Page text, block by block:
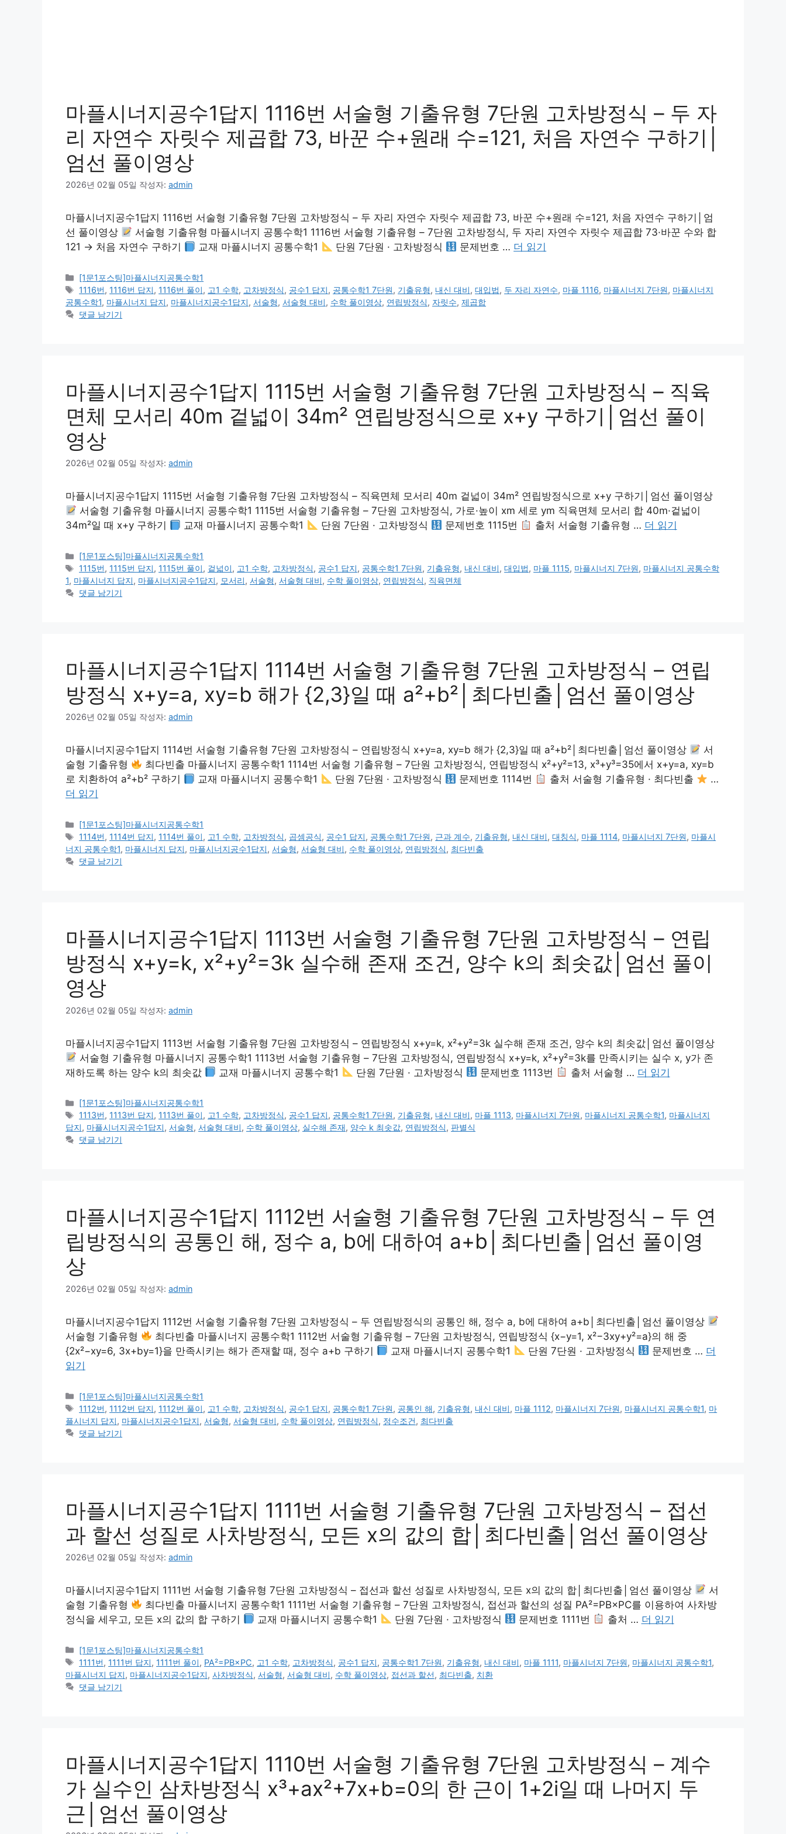
마플시너지공수1답지 1116번 서술형 기출유형 7단원 고차방정식 – 두 자
리 자연수 자릿수 제곱합 73, 바꾼 수+원래 수=121, 처음 자연수 구하기│
엄선 풀이영상
2026년 02월 05일 작성자: admin
마플시너지공수1답지 1116번 서술형 기출유형 7단원 고차방정식 – 두 자리 자연수 자릿수 제곱합 73, 바꾼 수+원래 수=121, 처음 자연수 구하기│엄
선 풀이영상
서술형 기출유형 마플시너지 공통수학1 1116번 서술형 기출유형 – 7단원 고차방정식, 두 자리 자연수 자릿수 제곱합 73·바꾼 수와 합
121 → 처음 자연수 구하기
교재 마플시너지 공통수학1 단원 7단원 · 고차방정식 문제번호 … 더 읽기
카
테
고
리
[1문1포스팅]마플시너지공통수학1
태
그
1116번, 1116번 답지, 1116번 풀이, 고1 수학, 고차방정식, 공수1 답지, 공통수학1 7단원, 기출유형, 내신 대비,대입법, 두 자리 자연수, 마플 1116, 마플시너지 7단원, 마플시너지
공통수학1, 마플시너지 답지, 마플시너지공수1답지, 서술형, 서술형 대비, 수학 풀이영상, 연립방정식, 자릿수, 제곱합
댓글 남기기
마플시너지공수1답지 1115번 서술형 기출유형 7단원 고차방정식 – 직육
면체 모서리 40m 겉넓이 34m² 연립방정식으로 x+y 구하기│엄선 풀이
영상
2026년 02월 05일 작성자: admin
마플시너지공수1답지 1115번 서술형 기출유형 7단원 고차방정식 – 직육면체 모서리 40m 겉넓이 34m² 연립방정식으로 x+y 구하기│엄선 풀이영상
서술형 기출유형 마플시너지 공통수학1 1115번 서술형 기출유형 – 7단원 고차방정식, 가로·높이 xm 세로 ym 직육면체 모서리 합 40m·겉넓이
34m²일 때 x+y 구하기
교재 마플시너지 공통수학1 단원 7단원 · 고차방정식 문제번호 1115번 출처 서술형 기출유형 … 더 읽기
카
테
고
리
[1문1포스팅]마플시너지공통수학1
태
그
1115번, 1115번 답지, 1115번 풀이, 겉넓이, 고1 수학, 고차방정식, 공수1 답지, 공통수학1 7단원, 기출유형, 내신 대비,대입법, 마플 1115, 마플시너지 7단원, 마플시너지 공통수학
1, 마플시너지 답지, 마플시너지공수1답지, 모서리, 서술형, 서술형 대비, 수학 풀이영상, 연립방정식, 직육면체
댓글 남기기
마플시너지공수1답지 1114번 서술형 기출유형 7단원 고차방정식 – 연립
방정식 x+y=a, xy=b 해가 {2,3}일 때 a²+b²│최다빈출│엄선 풀이영상
2026년 02월 05일 작성자: admin
마플시너지공수1답지 1114번 서술형 기출유형 7단원 고차방정식 – 연립방정식 x+y=a, xy=b 해가 {2,3}일 때 a²+b²│최다빈출│엄선 풀이영상
서
술형 기출유형
최다빈출 마플시너지 공통수학1 1114번 서술형 기출유형 – 7단원 고차방정식, 연립방정식 x²+y²=13, x³+y³=35에서 x+y=a, xy=b
로 치환하여 a²+b² 구하기
교재 마플시너지 공통수학1 단원 7단원 · 고차방정식 문제번호 1114번 출처 서술형 기출유형 · 최다빈출
…
더 읽기
카
테
고
리
[1문1포스팅]마플시너지공통수학1
태
그
1114번, 1114번 답지, 1114번 풀이, 고1 수학, 고차방정식, 곱셈공식, 공수1 답지, 공통수학1 7단원, 근과 계수, 기출유형, 내신 대비,대칭식, 마플 1114, 마플시너지 7단원, 마플시
너지 공통수학1, 마플시너지 답지, 마플시너지공수1답지, 서술형, 서술형 대비, 수학 풀이영상, 연립방정식, 최다빈출
댓글 남기기
마플시너지공수1답지 1113번 서술형 기출유형 7단원 고차방정식 – 연립
방정식 x+y=k, x²+y²=3k 실수해 존재 조건, 양수 k의 최솟값│엄선 풀이
영상
2026년 02월 05일 작성자: admin
마플시너지공수1답지 1113번 서술형 기출유형 7단원 고차방정식 – 연립방정식 x+y=k, x²+y²=3k 실수해 존재 조건, 양수 k의 최솟값│엄선 풀이영상
서술형 기출유형 마플시너지 공통수학1 1113번 서술형 기출유형 – 7단원 고차방정식, 연립방정식 x+y=k, x²+y²=3k를 만족시키는 실수 x, y가 존
재하도록 하는 양수 k의 최솟값
교재 마플시너지 공통수학1 단원 7단원 · 고차방정식 문제번호 1113번 출처 서술형 … 더 읽기
카
테
고
리
[1문1포스팅]마플시너지공통수학1
태
그
1113번, 1113번 답지, 1113번 풀이, 고1 수학, 고차방정식, 공수1 답지, 공통수학1 7단원, 기출유형, 내신 대비, 마플 1113, 마플시너지 7단원, 마플시너지 공통수학1, 마플시너지
답지, 마플시너지공수1답지, 서술형, 서술형 대비, 수학 풀이영상, 실수해 존재, 양수 k 최솟값, 연립방정식, 판별식
댓글 남기기
마플시너지공수1답지 1112번 서술형 기출유형 7단원 고차방정식 – 두 연
립방정식의 공통인 해, 정수 a, b에 대하여 a+b│최다빈출│엄선 풀이영
상
2026년 02월 05일 작성자: admin
마플시너지공수1답지 1112번 서술형 기출유형 7단원 고차방정식 – 두 연립방정식의 공통인 해, 정수 a, b에 대하여 a+b│최다빈출│엄선 풀이영상
서술형 기출유형
최다빈출 마플시너지 공통수학1 1112번 서술형 기출유형 – 7단원 고차방정식, 연립방정식 {x−y=1, x²−3xy+y²=a}의 해 중
{2x²−xy=6, 3x+by=1}을 만족시키는 해가 존재할 때, 정수 a+b 구하기
교재 마플시너지 공통수학1 단원 7단원 · 고차방정식 문제번호 … 더
읽기
카
테
고
리
[1문1포스팅]마플시너지공통수학1
태
그
1112번, 1112번 답지, 1112번 풀이, 고1 수학, 고차방정식, 공수1 답지, 공통수학1 7단원, 공통인 해, 기출유형, 내신 대비, 마플 1112, 마플시너지 7단원, 마플시너지 공통수학1, 마
플시너지 답지, 마플시너지공수1답지, 서술형, 서술형 대비, 수학 풀이영상, 연립방정식, 정수조건, 최다빈출
댓글 남기기
마플시너지공수1답지 1111번 서술형 기출유형 7단원 고차방정식 – 접선
과 할선 성질로 사차방정식, 모든 x의 값의 합│최다빈출│엄선 풀이영상
2026년 02월 05일 작성자: admin
마플시너지공수1답지 1111번 서술형 기출유형 7단원 고차방정식 – 접선과 할선 성질로 사차방정식, 모든 x의 값의 합│최다빈출│엄선 풀이영상
서
술형 기출유형
최다빈출 마플시너지 공통수학1 1111번 서술형 기출유형 – 7단원 고차방정식, 접선과 할선의 성질 PA²=PB×PC를 이용하여 사차방
정식을 세우고, 모든 x의 값의 합 구하기
교재 마플시너지 공통수학1 단원 7단원 · 고차방정식 문제번호 1111번 출처 … 더 읽기
카
테
고
리
[1문1포스팅]마플시너지공통수학1
태
그
1111번, 1111번 답지, 1111번 풀이, PA²=PB×PC, 고1 수학, 고차방정식, 공수1 답지, 공통수학1 7단원, 기출유형, 내신 대비, 마플 1111, 마플시너지 7단원, 마플시너지 공통수학1,
마플시너지 답지, 마플시너지공수1답지, 사차방정식, 서술형, 서술형 대비, 수학 풀이영상, 접선과 할선, 최다빈출, 치환
댓글 남기기
마플시너지공수1답지 1110번 서술형 기출유형 7단원 고차방정식 – 계수
가 실수인 삼차방정식 x³+ax²+7x+b=0의 한 근이 1+2i일 때 나머지 두
근│엄선 풀이영상